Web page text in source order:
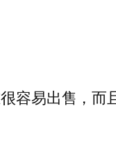
容易出售，而